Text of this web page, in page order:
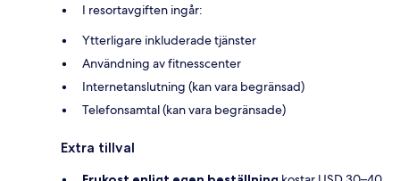
I resortavgiften ingår:
Ytterligare inkluderade tjänster
Användning av fitnesscenter
Internetanslutning (kan vara begränsad)
Telefonsamtal (kan vara begränsade)
Extra tillval